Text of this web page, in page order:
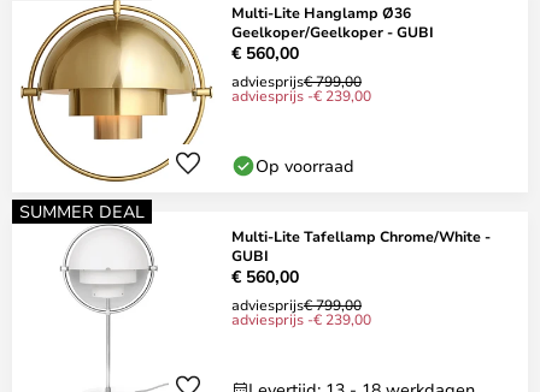
Multi-Lite Hanglamp Ø36
Geelkoper/Geelkoper - GUBI
€ 560,00
adviesprijs€ 799,00
adviesprijs -€ 239,00
Op voorraad
SUMMER DEAL
Multi-Lite Tafellamp Chrome/White -
GUBI
€ 560,00
adviesprijs€ 799,00
adviesprijs -€ 239,00